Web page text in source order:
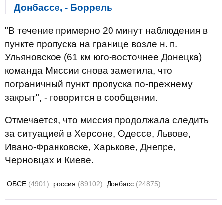
Донбассе, - Боррель
"В течение примерно 20 минут наблюдения в
пункте пропуска на границе возле н. п.
Ульяновское (61 км юго-восточнее Донецка)
команда Миссии снова заметила, что
пограничный пункт пропуска по-прежнему
закрыт", - говорится в сообщении.
Отмечается, что миссия продолжала следить
за ситуацией в Херсоне, Одессе, Львове,
Ивано-Франковске, Харькове, Днепре,
Черновцах и Киеве.
ОБСЕ (4901) россия (89102) Донбасс (24875)